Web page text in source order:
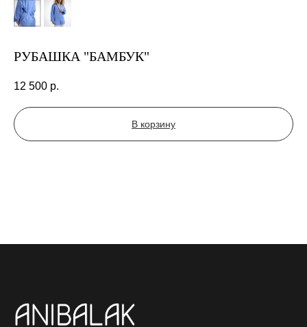
РУБАШКА "БАМБУК"
12 500 р.
В корзину